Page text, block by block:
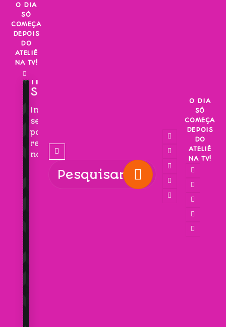
Skip
content
O DIA
SÓ
COMEÇA
DEPOIS
DO
ATELIÊ
NA TV!
INSCREVA-
SE!
Inscreva-
se
para
receber
novidades!
O DIA
SÓ
COMEÇA
DEPOIS
DO
ATELIÊ
NA TV!